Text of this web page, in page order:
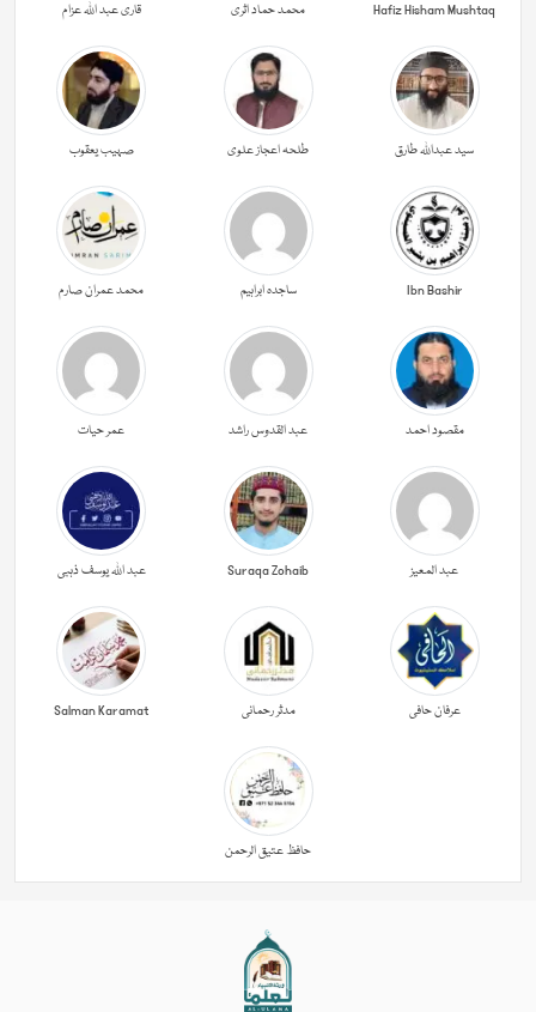
Hafiz Hisham Mushtaq محمد حماد اثری قاری عبد اللہ عزام
سید عبداللہ طارق طلحہ اعجاز علوی صہیب یعقوب
Ibn Bashir ساجدہ ابراہیم محمد عمران صارم
مقصود احمد عبد القدوس راشد عمر حیات
عبد المعیز Suraqa Zohaib عبد اللہ یوسف ذہبی
عرفان حافی مدثر رحمانی Salman Karamat
حافظ عتیق الرحمن